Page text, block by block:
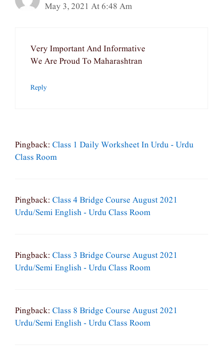
May 3, 2021 At 6:48 Am
Very Important And Informative
We Are Proud To Maharashtran
Reply
Pingback: Class 1 Daily Worksheet In Urdu - Urdu
Class Room
Pingback: Class 4 Bridge Course August 2021
Urdu/semi English - Urdu Class Room
Pingback: Class 3 Bridge Course August 2021
Urdu/semi English - Urdu Class Room
Pingback: Class 8 Bridge Course August 2021
Urdu/semi English - Urdu Class Room